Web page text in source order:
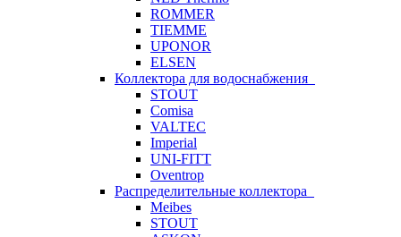
ROMMER
TIEMME
UPONOR
ELSEN
Коллектора для водоснабжения
STOUT
Comisa
VALTEC
Imperial
UNI-FITT
Oventrop
Распределительные коллектора
Meibes
STOUT